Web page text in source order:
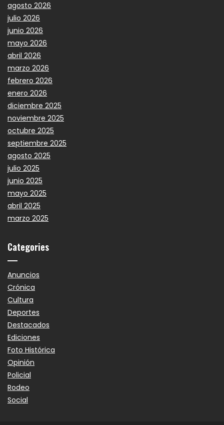
agosto 2026
julio 2026
junio 2026
mayo 2026
abril 2026
marzo 2026
febrero 2026
enero 2026
diciembre 2025
noviembre 2025
octubre 2025
septiembre 2025
agosto 2025
julio 2025
junio 2025
mayo 2025
abril 2025
marzo 2025
Categories
Anuncios
Crónica
Cultura
Deportes
Destacados
Ediciones
Foto Histórica
Opinión
Policial
Rodeo
Social